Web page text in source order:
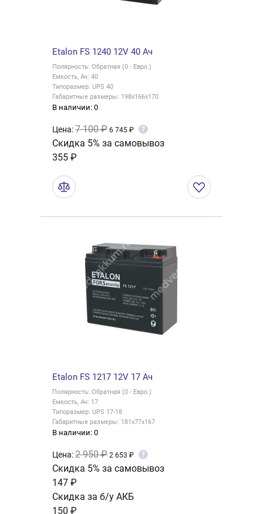
Etalon FS 1240 12V 40 Ач
Полярность: Обратная (0 - Евро.)
Емкость, Ач: 40
Типоразмер: UPS 40
Габаритные размеры: 198x166x170
В наличии: 0
Цена:7 100 ₽ 6 745 ₽ ?
Скидка 5% за самовывоз
355 ₽
Etalon FS 1217 12V 17 Ач
Полярность: Обратная (0 - Евро.)
Емкость, Ач: 17
Типоразмер: UPS 17-18
Габаритные размеры: 181x77x167
В наличии: 0
Цена:2 950 ₽ 2 653 ₽ ?
Скидка 5% за самовывоз
147 ₽
Скидка за б/у АКБ
150 ₽